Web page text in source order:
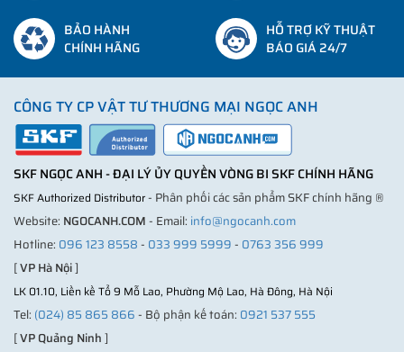
BẢO HÀNH
CHÍNH HÃNG
HỖ TRỢ KỸ THUẬT
BÁO GIÁ 24/7
CÔNG TY CP VẬT TƯ THƯƠNG MẠI NGỌC ANH
SKF NGỌC ANH - ĐẠI LÝ ỦY QUYỀN VÒNG BI SKF CHÍNH HÃNG
SKF Authorized Distributor- Phân phối các sản phẩm SKF chính hãng ®
Website: NGOCANH.COM- Email: info@ngocanh.com
Hotline: 096 123 8558- 033 999 5999- 0763 356 999
[VP Hà Nội]
LK 01.10, Liền kề Tổ 9 Mỗ Lao, Phường Mộ Lao, Hà Đông, Hà Nội
Tel: (024) 85 865 866- Bộ phận kế toán: 0921 537 555
[VP Quảng Ninh]